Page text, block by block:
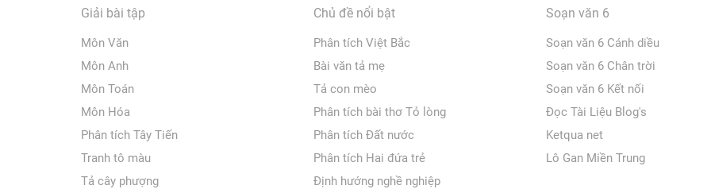
Giải bài tập
Môn Văn
Môn Anh
Môn Toán
Môn Hóa
Phân tích Tây Tiến
Tranh tô màu
Tả cây phượng
Chủ đề nổi bật
Phân tích Việt Bắc
Bài văn tả mẹ
Tả con mèo
Phân tích bài thơ Tỏ lòng
Phân tích Đất nước
Phân tích Hai đứa trẻ
Định hướng nghề nghiệp
Soạn văn 6
Soạn văn 6 Cánh diều
Soạn văn 6 Chân trời
Soạn văn 6 Kết nối
Đọc Tài Liệu Blog's
Ketqua net
Lô Gan Miền Trung